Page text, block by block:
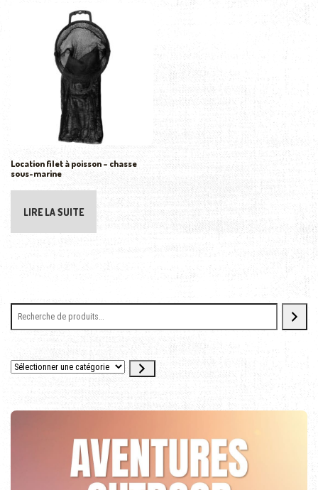
Location filet à poisson – chasse
sous-marine
LIRE LA SUITE
Sélectionner une catégorie